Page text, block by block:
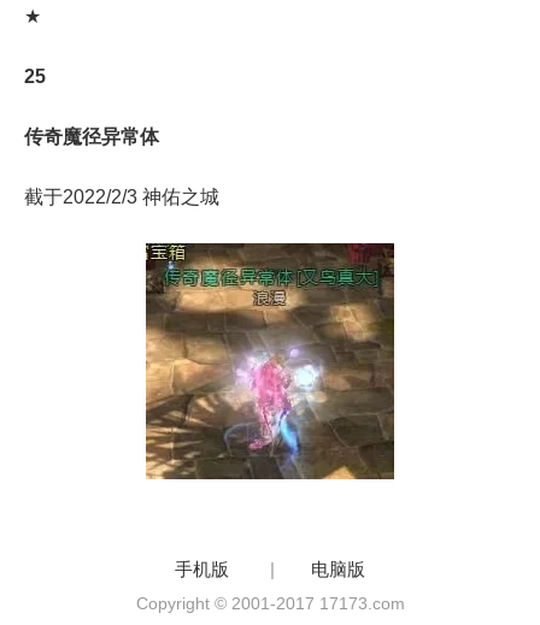
★
25
传奇魔径异常体
截于2022/2/3 神佑之城
手机版 | 电脑版
Copyright © 2001-2017 17173.com